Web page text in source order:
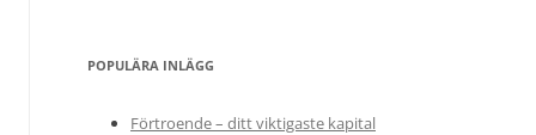
POPULÄRA INLÄGG
Förtroende – ditt viktigaste kapital